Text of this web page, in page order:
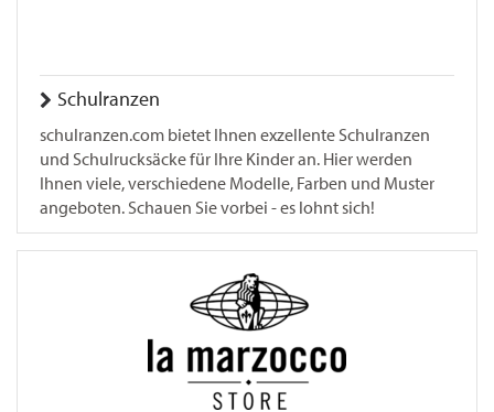
Schulranzen
schulranzen.com bietet Ihnen exzellente Schulranzen
und Schulrucksäcke für Ihre Kinder an. Hier werden
Ihnen viele, verschiedene Modelle, Farben und Muster
angeboten. Schauen Sie vorbei - es lohnt sich!